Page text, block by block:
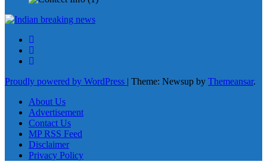
Proudly powered by WordPress Theme: Newsup by Themeansar.
About Us
Advertisement
Contact Us
MP RSS Feed
Disclaimer
Privacy Policy